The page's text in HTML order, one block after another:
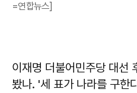
=연합뉴스]
이재명 더불어민주당 대선
봤나. '세 표가 나라를 구한